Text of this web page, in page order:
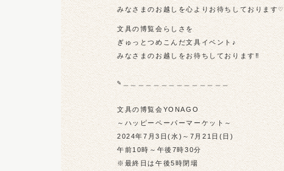
みなさまのお越しを心よりお待ちしております♡
文具の博覧会らしさを
ぎゅっとつめこんだ文具イベント♪
みなさまのお越しをお待ちしております‼︎
⁡
✎︎＿＿＿＿＿＿＿＿＿＿＿＿＿＿
⁡
文具の博覧会YONAGO
～ハッピーペーパーマーケット～
2024年7月3日(水)～7月21日(日)
午前10時～午後7時30分
※最終日は午後5時閉場